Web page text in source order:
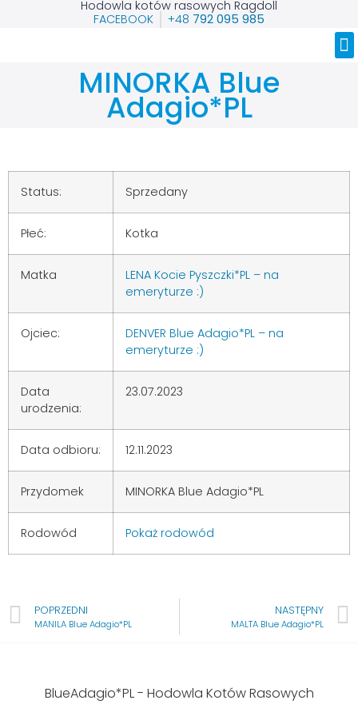
Hodowla kotów rasowych Ragdoll
FACEBOOK
+48 792 095 985
MINORKA Blue
Adagio*PL
Status: Sprzedany
Płeć: Kotka
Matka
LENA Kocie Pyszczki*PL – na
emeryturze :)
Ojciec:
DENVER Blue Adagio*PL – na
emeryturze :)
Data
urodzenia:
23.07.2023
Data odbioru: 12.11.2023
Przydomek MINORKA Blue Adagio*PL
Rodowód Pokaż rodowód
POPRZEDNI
MANILA Blue Adagio*PL
NASTĘPNY
MALTA Blue Adagio*PL
BlueAdagio*PL - Hodowla Kotów Rasowych